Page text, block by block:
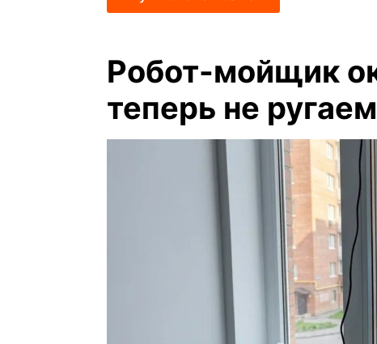
Робот-мойщик
теперь не